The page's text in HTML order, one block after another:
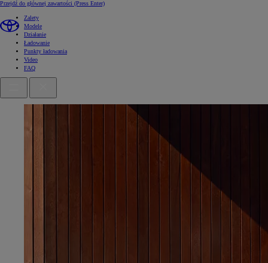
Przejdź do głównej zawartości (Press Enter)
Zalety
Modele
Działanie
Ładowanie
Punkty ładowania
Video
FAQ